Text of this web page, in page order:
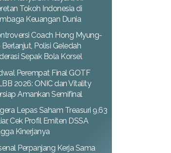
Tokoh Indonesia di
Keuangan Dunia
Coach Hong Myung-
Polisi Geledah
Sepak Bola Korsel
Perempat Final GOTF
2026: ONIC dan Vitality
Amankan Semifinal
Lepas Saham Treasuri 9,63
Cek Profil Emiten DSSA
Kinerjanya
Perpanjang Kerja Sama